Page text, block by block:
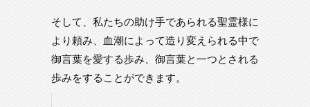
そして、私たちの助け手であられる聖霊様に
より頼み、血潮によって造り変えられる中で
御言葉を愛する歩み、御言葉と一つとされる
歩みをすることができます。